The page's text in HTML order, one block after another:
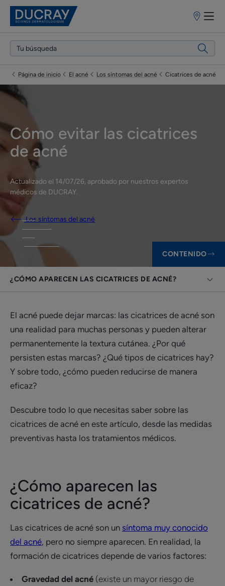
Puntos
venta
Página de inicio El acné Los síntomas del acné Cicatrices de acné
Cómo evitar las cicatrices
de acné
Actualizado el 14/07/26, aprobado por nuestros expertos
médicos de DUCRAY.
Los síntomas del acné
CONTENIDO
¿CÓMO APARECEN LAS CICATRICES DE ACNÉ?
El acné puede dejar marcas: las cicatrices de acné son
una realidad para muchas personas y pueden alterar
permanentemente la textura cutánea. ¿Por qué
persisten estas marcas? ¿Qué tipos de cicatrices hay?
Y sobre todo, ¿cómo pueden reducirse de manera
eficaz?
Descubre todo lo que necesitas saber sobre las
cicatrices de acné en este artículo, desde las medidas
preventivas hasta los tratamientos médicos.
¿Cómo aparecen las
cicatrices de acné?
Las cicatrices de acné son un síntoma muy conocido
del acné, pero no siempre aparecen. En realidad, la
formación de cicatrices depende de varios factores:
Gravedad del acné (existe un mayor riesgo de